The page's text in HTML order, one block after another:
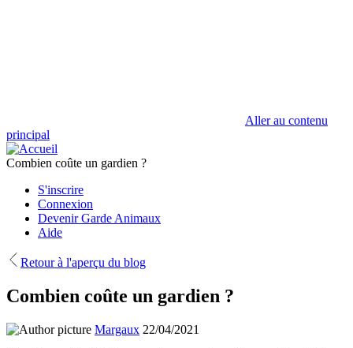
Aller au contenu
principal
Combien coûte un gardien ?
S'inscrire
Connexion
Devenir Garde Animaux
Aide
Retour à l'aperçu du blog
Combien coûte un gardien ?
Margaux 22/04/2021